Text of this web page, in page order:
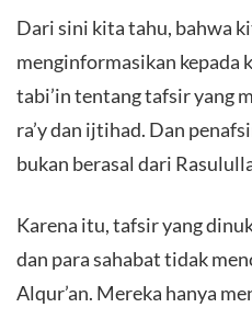
Dari sini kita tahu, bahwa
menginformasikan kepada
tabi’in tentang tafsir yang
ra’y dan ijtihad. Dan
bukan berasal dari
Karena itu, tafsir yang
dan para sahabat tidak
Alqur’an. Mereka hanya